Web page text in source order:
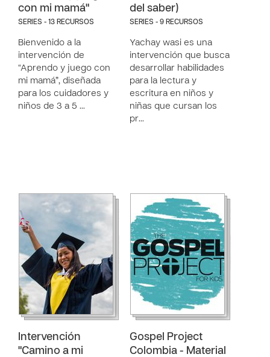
con mi mamá"
SERIES - 13 RECURSOS
Bienvenido a la
intervención de
“Aprendo y juego con
mi mamá”, diseñada
para los cuidadores y
niños de 3 a 5 …
del saber)
SERIES - 9 RECURSOS
Yachay wasi es una
intervención que busca
desarrollar habilidades
para la lectura y
escritura en niños y
niñas que cursan los
pr…
Intervención
"Camino a mi
Gospel Project
Colombia - Material